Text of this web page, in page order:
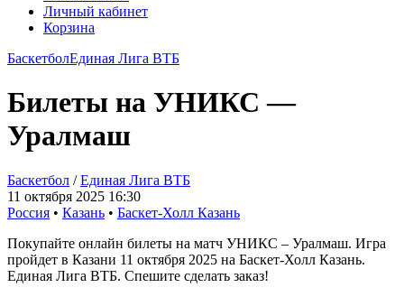
Личный кабинет
Корзина
БаскетболЕдиная Лига ВТБ
Билеты на УНИКС —
Уралмаш
Баскетбол /Единая Лига ВТБ
11 октября 2025 16:30
Россия • Казань • Баскет-Холл Казань
Покупайте онлайн билеты на матч УНИКС – Уралмаш. Игра
пройдет в Казани 11 октября 2025 на Баскет-Холл Казань.
Единая Лига ВТБ. Спешите сделать заказ!